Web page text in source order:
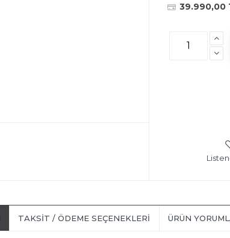
39.990,00
TAKSIT / ÖDEME SEÇENEKLERI ÜRÜN